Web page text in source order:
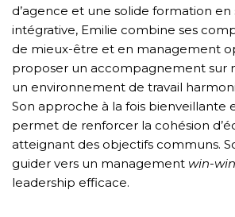
d’agence et une solide formation
intégrative, Emilie combine ses
de mieux-être et en management
proposer un accompagnement sur
un environnement de travail
Son approche à la fois bienveillante
permet de renforcer la cohésion
atteignant des objectifs communs.
guider vers un management win-win
leadership efficace.